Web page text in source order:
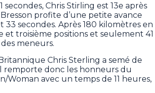
Chris Stirling est 13e après
profite d’une petite avance
secondes. Après 180 kilomètres en
et troisième positions et seulement 41
meneurs.
Chris Sterling a semé de
remporte donc les honneurs du
Woman avec un temps de 11 heures,